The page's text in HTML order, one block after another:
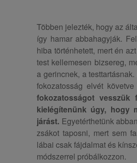
Többen jelezték, hogy az
így hamar abbahagyják.
hiba történhetett, mert én
test kellemesen bizsereg,
a gerincnek, a
fokozatosság elvét
fokozatosságot
kielégítenünk úgy, hogy
járást. Egyetérthetünk
zsákot taposni, mert sem
lábai csak fájdalmat és
módszerrel próbálkozzon.